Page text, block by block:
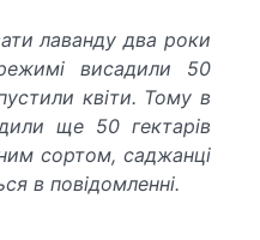
лаванду два роки
висадили 50
квіти. Тому в
ще 50 гектарів
сортом, саджанці
в повідомленні.